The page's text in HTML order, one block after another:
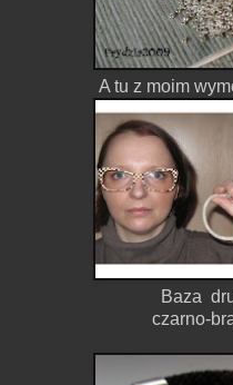
A tu z moim
Baza
czarno-